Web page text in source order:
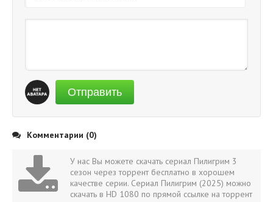
Отправить
Комментарии (0)
У нас Вы можете скачать сериал Пилигрим 3
сезон через торрент бесплатно в хорошем
качестве серии. Сериал Пилигрим (2025) можно
скачать в HD 1080 по прямой ссылке на торрент